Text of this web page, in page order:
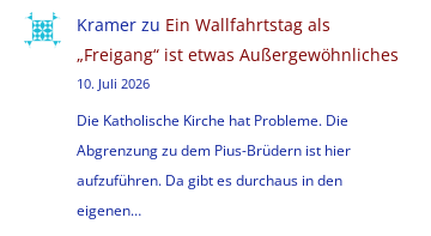
Kramerzu Ein Wallfahrtstag als
„Freigang“ ist etwas Außergewöhnliches
10. Juli 2026
Die Katholische Kirche hat Probleme. Die
Abgrenzung zu dem Pius-Brüdern ist hier
aufzuführen. Da gibt es durchaus in den
eigenen…